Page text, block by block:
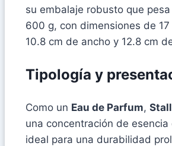
su embalaje robusto que
600 g, con dimensiones de
10.8 cm de ancho y 12.8 cm
Tipología y
Como un Eau de Parfum,
una concentración de esencia
ideal para una durabilidad